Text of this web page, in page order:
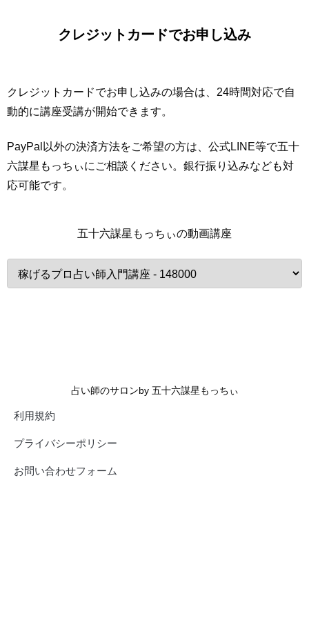
クレジットカードでお申し込み
クレジットカードでお申し込みの場合は、24時間対応で自
動的に講座受講が開始できます。
PayPal以外の決済方法をご希望の方は、公式LINE等で五十
六謀星もっちぃにご相談ください。銀行振り込みなども対
応可能です。
五十六謀星もっちぃの動画講座
占い師のサロンby 五十六謀星もっちぃ
利用規約
プライバシーポリシー
お問い合わせフォーム